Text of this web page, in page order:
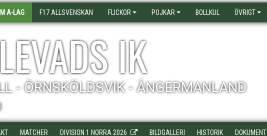
A-LAG F17 ALLSVENSKAN FLICKOR POJKAR BOLLKUL ÖVRIGT
IK
- ÖRNSKÖLDSVIK - ÅNGERMANLAND
MATCHER DIVISION 1 NORRA 2026 BILDGALLERI HISTORIK DOKUMENT